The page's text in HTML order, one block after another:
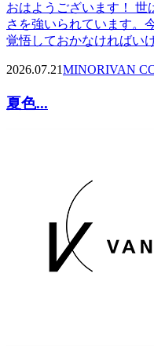
おはようございます！ 世
さを強いられています。
覚悟しておかなければい
2026.07.21MINORIVAN
夏色...